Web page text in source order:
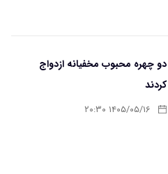
دو چهره محبوب مخفیانه ازدواج
کردند
۱۴۰۵/۰۵/۱۶ ۲۰:۳۰